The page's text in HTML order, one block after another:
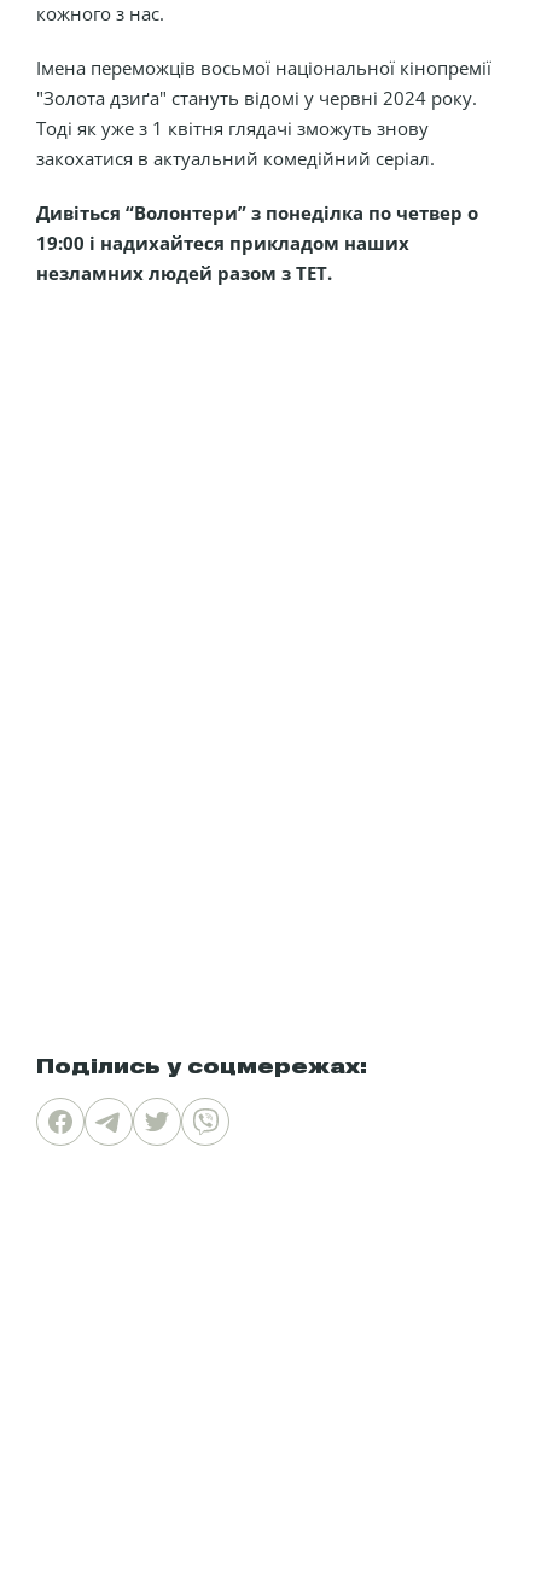
кожного з нас.
Імена переможців восьмої національної кінопремії
"Золота дзиґа" стануть відомі у червні 2024 року.
Тоді як уже з 1 квітня глядачі зможуть знову
закохатися в актуальний комедійний серіал.
Дивіться “Волонтери” з понеділка по четвер о
19:00 і надихайтеся прикладом наших
незламних людей разом з ТЕТ.
Поділись у соцмережах: